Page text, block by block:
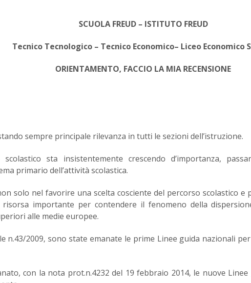
SCUOLA FREUD – ISTITUTO FREUD
Tecnico Tecnologico – Tecnico Economico– Liceo Economico
ORIENTAMENTO, FACCIO LA MIA RECENSIONE
sempre principale rilevanza in tutti le sezioni dell’istruzione.
scolastico sta insistentemente crescendo d’importanza,
primario dell’attività scolastica.
solo nel favorire una scelta cosciente del percorso scolastico e
risorsa importante per contendere il fenomeno della
alle medie europee.
n.43/2009, sono state emanate le prime Linee guida nazionali
con la nota prot.n.4232 del 19 febbraio 2014, le nuove